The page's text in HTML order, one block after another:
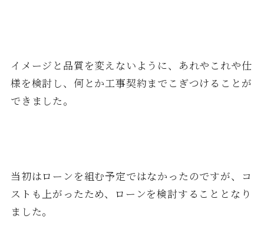
イメージと品質を変えないように、あれやこれや仕
様を検討し、何とか工事契約までこぎつけることが
できました。
当初はローンを組む予定ではなかったのですが、コ
ストも上がったため、ローンを検討することとなり
ました。